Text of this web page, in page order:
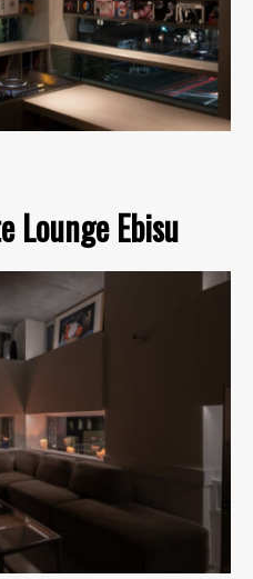
Lounge Ebisu